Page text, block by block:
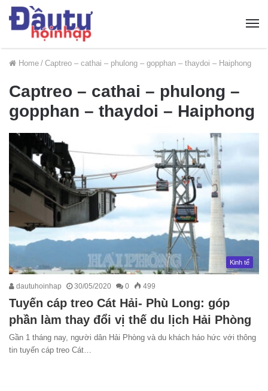
Home / Captreo – cathai – phulong – gopphan – thaydoi – Haiphong
Captreo – cathai – phulong –
gopphan – thaydoi – Haiphong
Kinh tế
dautuhoinhap 30/05/2020 0 499
Tuyến cáp treo Cát Hải- Phù Long: góp
phần làm thay đổi vị thế du lịch Hải Phòng
Gần 1 tháng nay, người dân Hải Phòng và du khách háo hức với thông
tin tuyến cáp treo Cát…